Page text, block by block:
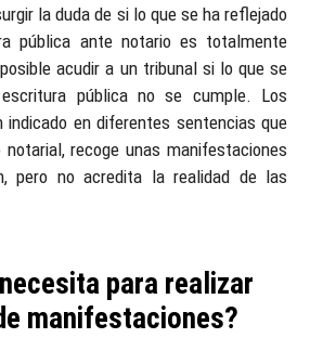
la duda de si lo que se ha reflejado
pública ante notario es totalmente
acudir a un tribunal si lo que se
pública no se cumple. Los
indicado en diferentes sentencias que
notarial, recoge unas manifestaciones
pero no acredita la realidad de las
para realizar
manifestaciones?